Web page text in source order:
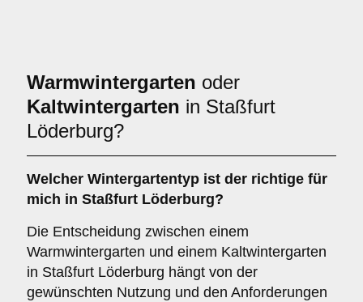
Warmwintergarten oder
Kaltwintergarten in Staßfurt
Löderburg?
Welcher Wintergartentyp ist der richtige für
mich in Staßfurt Löderburg?
Die Entscheidung zwischen einem
Warmwintergarten und einem Kaltwintergarten
in Staßfurt Löderburg hängt von der
gewünschten Nutzung und den Anforderungen